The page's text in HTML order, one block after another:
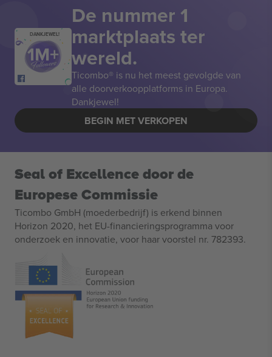
DANKJEWEL!
De nummer 1
marktplaats ter
wereld.
Ticombo® is nu het meest gevolgde van
alle doorverkoopplatforms in Europa.
Dankjewel!
BEGIN MET VERKOPEN
Seal of Excellence door de
Europese Commissie
Ticombo GmbH (moederbedrijf) is erkend binnen
Horizon 2020, het EU-financieringsprogramma voor
onderzoek en innovatie, voor haar voorstel nr. 782393.